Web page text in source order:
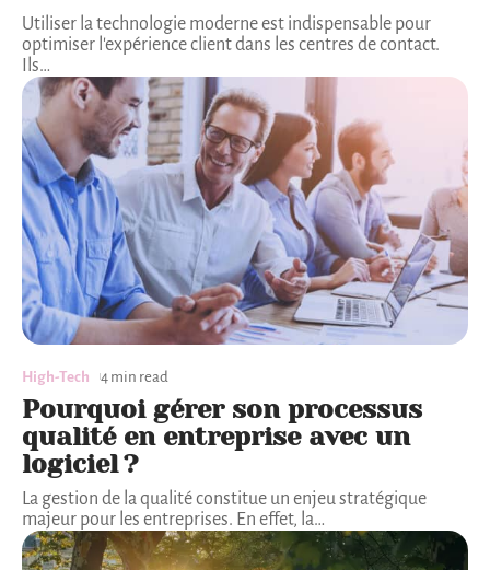
Utiliser la technologie moderne est indispensable pour
optimiser l'expérience client dans les centres de contact.
Ils…
High-Tech 4 min read
Pourquoi gérer son processus
qualité en entreprise avec un
logiciel ?
La gestion de la qualité constitue un enjeu stratégique
majeur pour les entreprises. En effet, la…